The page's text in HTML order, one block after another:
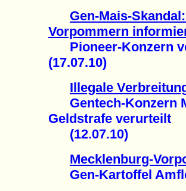
Gen-Mais-
Vorpommern
Pioneer-Konzern
(17.07.10)
Illegale
Gentech-Konzern
Geldstrafe verurteilt
(12.07.10)
Mecklenburg-
Gen-Kartoffel